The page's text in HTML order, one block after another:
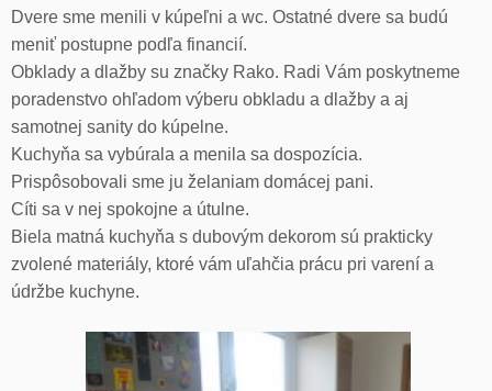
Dvere sme menili v kúpeľni a wc. Ostatné dvere sa budú
meniť postupne podľa financií.
Obklady a dlažby su značky Rako. Radi Vám poskytneme
poradenstvo ohľadom výberu obkladu a dlažby a aj
samotnej sanity do kúpelne.
Kuchyňa sa vybúrala a menila sa dospozícia.
Prispôsobovali sme ju želaniam domácej pani.
Cíti sa v nej spokojne a útulne.
Biela matná kuchyňa s dubovým dekorom sú prakticky
zvolené materiály, ktoré vám uľahčia prácu pri varení a
údržbe kuchyne.